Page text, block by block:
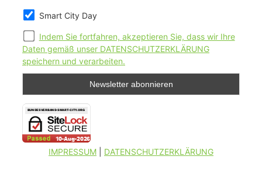
Smart City Day
Indem Sie fortfahren, akzeptieren Sie, dass wir Ihre
Daten gemäß unser DATENSCHUTZERKLÄRUNG
speichern und verarbeiten.
IMPRESSUM DATENSCHUTZERKLÄRUNG